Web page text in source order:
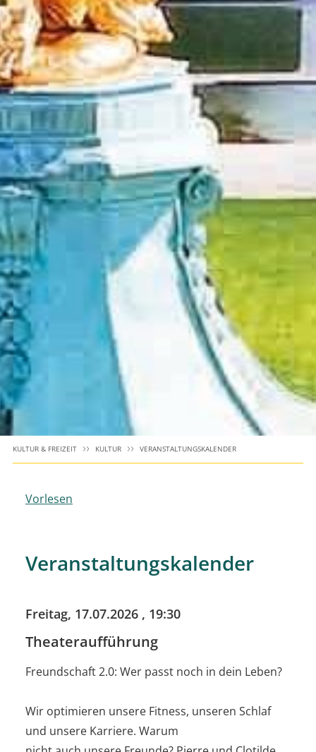
KULTUR & FREIZEIT KULTUR VERANSTALTUNGSKALENDER
Vorlesen
Veranstaltungskalender
Freitag, 17.07.2026 , 19:30
Theateraufführung
Freundschaft 2.0: Wer passt noch in dein Leben?
Wir optimieren unsere Fitness, unseren Schlaf
und unsere Karriere. Warum